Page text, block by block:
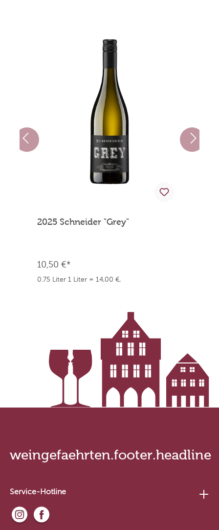
2025 Schneider "Grey"
10,50 €*
0.75 Liter 1 Liter = 14,00 €,
weingefaehrten.footer.headline
Service-Hotline